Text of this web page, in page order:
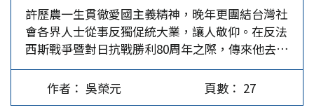
老爹認為應整合連戰、宋楚瑜，否則難以奪回政
權。2002年老爹領銜成立「民主團結聯盟」，成員
教授居多，個人忝為副主席。聯盟運用媒體、個人
關係，施壓連宋，促其搭檔參選2004年大選，終獲
應允。當時選情大好，一路領先，可惜「兩顆子
彈」一夕翻盤，不僅導致連宋敗選，更讓台獨壯大
盟的副主席之一，竭力促成2004年「連宋配」，後
雖因陳水扁「兩顆子彈」敗選，但功敗垂成。
2012年初，老爹召集了18個統派政黨，於3月9日
在台北組成「促進和平統一政治團體聯合會議」。
之後，每三個月至少開會一次，所有出席者針對島
內時局及兩岸關係發展進行認真嚴肅討論，最後均
許歷農一生貫徹愛國主義精神，晚年更團結台灣社
會各界人士從事反獨促統大業，讓人敬仰。在反法
西斯戰爭暨對日抗戰勝利80周年之際，傳來他去世
的消息，特別令人悲痛。 許老爹肯定認同中國大
陸的現代化發展，為台灣發展、為兩岸共好，他不
僅推動兩岸各界交流交往，更積極投入反獨促統運
作者： 吳榮元 頁數： 27